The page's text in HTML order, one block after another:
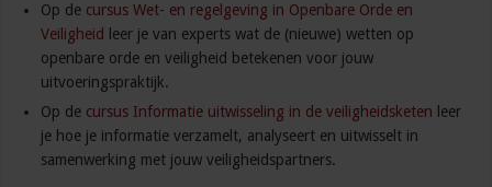
Op de cursus Wet- en regelgeving in Openbare Orde en
Veiligheid
leer je van experts wat de (nieuwe) wetten op
openbare orde en veiligheid betekenen voor jouw
uitvoeringspraktijk.
Op de cursus Informatie uitwisseling in de veiligheidsketen leer
je hoe je informatie verzamelt, analyseert en uitwisselt in
samenwerking met jouw veiligheidspartners.